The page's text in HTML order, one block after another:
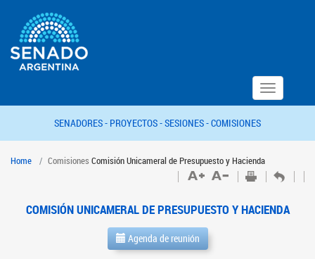
Toggle
navigation
SENADORES - PROYECTOS -SESIONES -COMISIONES
Home Comisiones Comisión Unicameral de Presupuesto y Hacienda
COMISIÓN UNICAMERAL DE PRESUPUESTO Y HACIENDA
Agenda de reunión